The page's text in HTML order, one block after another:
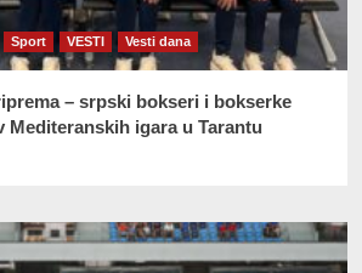
Sport VESTI Vesti dana
– srpski bokseri i bokserke
Mediteranskih igara u Tarantu